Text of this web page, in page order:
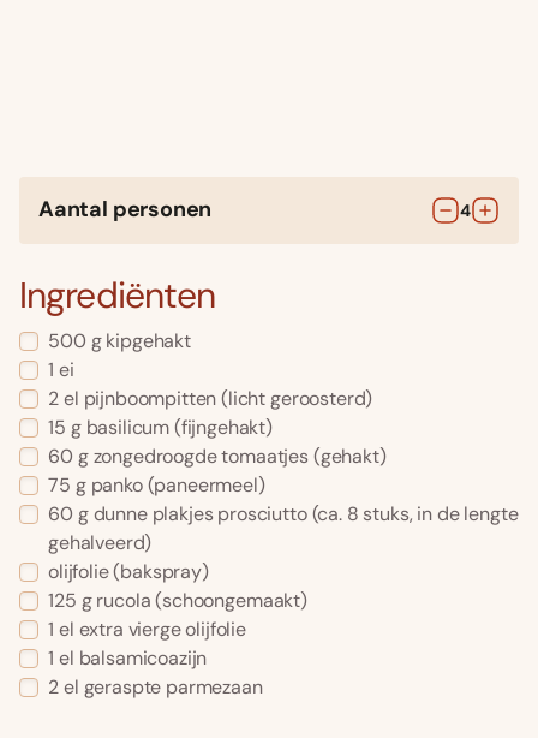
Aantal personen 4
Ingrediënten
500 g kipgehakt
1 ei
2el pijnboompitten(licht geroosterd)
15 g basilicum(fijngehakt)
60 g zongedroogde tomaatjes(gehakt)
75 g panko(paneermeel)
60 g dunne plakjes prosciutto(ca. 8 stuks, in de lengte
gehalveerd)
olijfolie(bakspray)
125 g rucola(schoongemaakt)
1 el extra vierge olijfolie
1 el balsamicoazijn
2el geraspte parmezaan